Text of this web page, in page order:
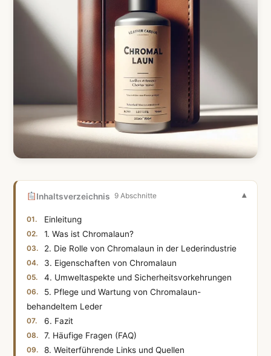
Inhaltsverzeichnis 9 Abschnitte
Einleitung
1. Was ist Chromalaun?
2. Die Rolle von Chromalaun in der Lederindustrie
3. Eigenschaften von Chromalaun
4. Umweltaspekte und Sicherheitsvorkehrungen
5. Pflege und Wartung von Chromalaun-
behandeltem Leder
6. Fazit
7. Häufige Fragen (FAQ)
8. Weiterführende Links und Quellen